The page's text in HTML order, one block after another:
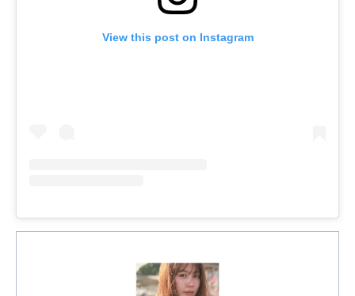
View this post on Instagram